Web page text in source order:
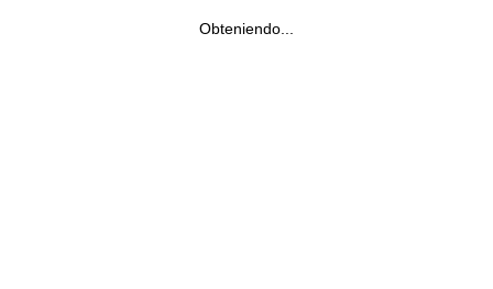
Obteniendo...